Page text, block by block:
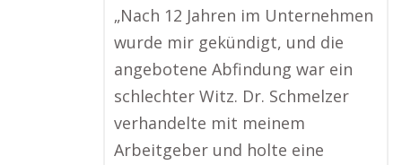
„Nach 12 Jahren im Unternehmen
wurde mir gekündigt, und die
angebotene Abfindung war ein
schlechter Witz. Dr. Schmelzer
verhandelte mit meinem
Arbeitgeber und holte eine